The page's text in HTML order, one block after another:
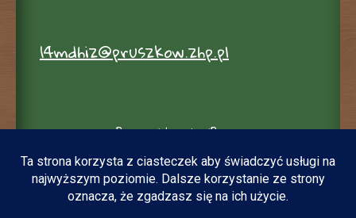
14mdhiz@pruszkow.zhp.pl
Powered by WordPress